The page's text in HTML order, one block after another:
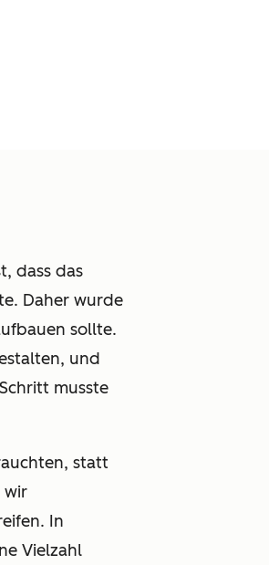
dass das
Daher wurde
sollte.
und
musste
statt
wir
In
Vielzahl